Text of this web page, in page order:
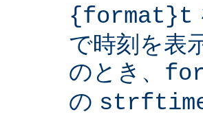
{format}t
で時刻を表
のとき、
の